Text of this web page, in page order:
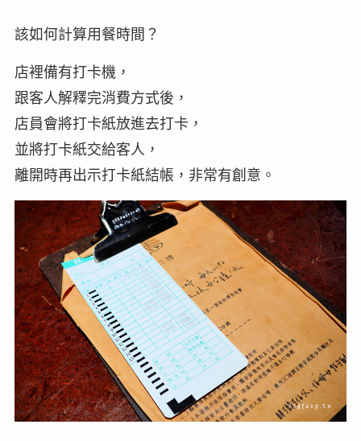
該如何計算用餐時間？
店裡備有打卡機，
跟客人解釋完消費方式後，
店員會將打卡紙放進去打卡，
並將打卡紙交給客人，
離開時再出示打卡紙結帳，非常有創意。